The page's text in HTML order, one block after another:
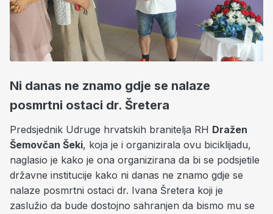
Ni danas ne znamo gdje se nalaze
posmrtni ostaci dr. Šretera
Predsjednik Udruge hrvatskih branitelja RH Dražen
Šemovčan Šeki, koja je i organizirala ovu biciklijadu,
naglasio je kako je ona organizirana da bi se podsjetile
državne institucije kako ni danas ne znamo gdje se
nalaze posmrtni ostaci dr. Ivana Šretera koji je
zaslužio da bude dostojno sahranjen da bismo mu se